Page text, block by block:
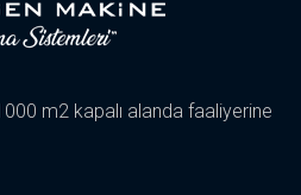
m2 kapalı alanda faaliyerine